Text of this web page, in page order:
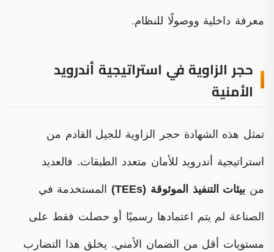
معرفة داخلية ووصولًا للنظام.
حجر الزاوية في استراتيجية أندرويد
الأمنية
تمثل هذه الشهادة حجر الزاوية للجيل القادم من
استراتيجية أندرويد للأمان متعدد الطبقات. فالعديد
من بيئات التنفيذ الموثوقة (TEEs) المستخدمة في
الصناعة لم يتم اعتمادها رسميًا أو حصلت فقط على
مستويات أقل من الضمان الأمني. يخلق هذا التضارب